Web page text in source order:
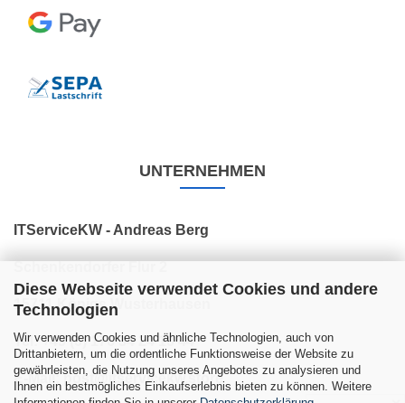
Diese Webseite verwendet Cookies und andere
Technologien
Wir verwenden Cookies und ähnliche Technologien, auch von
Drittanbietern, um die ordentliche Funktionsweise der Website zu
gewährleisten, die Nutzung unseres Angebotes zu analysieren und
Ihnen ein bestmögliches Einkaufserlebnis bieten zu können. Weitere
UNTERNEHMEN
ITServiceKW - Andreas Berg
15711 Königs Wusterhausen
Tel: +49 (0) 176 34 24 10 44
E-Mail: post@itservicekw.store